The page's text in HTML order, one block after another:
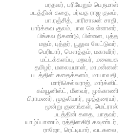
பரதவர், பரியேறும் பெருமாள்
படத்தின் கதை, பர்வத ராஜ குலம்,
பா.ரஞ்சித், பாரிசாலன் சாதி,
பார்க்கவ குலம், பால வெள்ளாளர்,
பிங்கல நிகண்டு, பிள்ளை, புத்த
மதம், புத்தர், பூலுவ வேட்டுவர்,
பெரியார், பௌத்தம், மகாவீரர்,
மட்டக்களப்பு, மறவர், மலையக
தமிழர், மலையமான், மாமன்னன்
படத்தின் கதைக்களம், மாயாவதி,
மாரிசெல்வராஜ், மார்க்ஸிட்
கம்யூனிஸ்ட், மீனவர், முக்காணி
பிராமணர், முதலியார், முத்தரையர்,
மூன்று குணங்கள், மெட்ராஸ்
படத்தின் கதை, யாதவர்,
யாழ்ப்பாணம், ரத்தினகிரி கவுண்டர்,
ராஜோ, ரெட்டியார், வடகலை,